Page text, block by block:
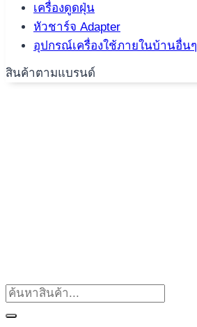
เครื่องดูดฝุ่น
หัวชาร์จ Adapter
อุปกรณ์เครื่องใช้ภายในบ้านอื่นๆ
สินค้าตามแบรนด์